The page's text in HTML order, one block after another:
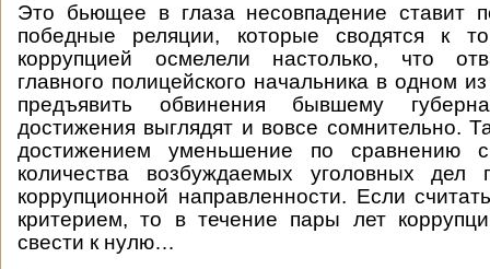
Это бьющее в глаза несовпадение ставит
победные реляции, которые сводятся к
коррупцией осмелели настолько, что
главного полицейского начальника в одном
предъявить обвинения бывшему
достижения выглядят и вовсе сомнительно.
достижением уменьшение по сравнению
количества возбуждаемых уголовных дел
коррупционной направленности. Если
критерием, то в течение пары лет
свести к нулю…